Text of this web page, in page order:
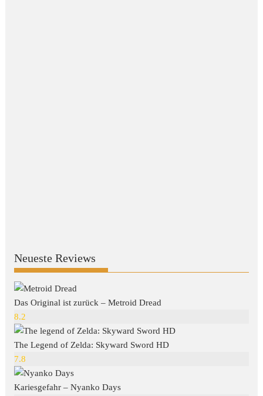
Neueste Reviews
Das Original ist zurück – Metroid Dread
8.2
The Legend of Zelda: Skyward Sword HD
7.8
Kariesgefahr – Nyanko Days